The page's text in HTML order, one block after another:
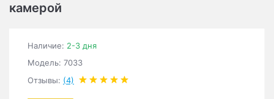
камерой
Наличие: 2-3 дня
Модель: 7033
Отзывы: (4)